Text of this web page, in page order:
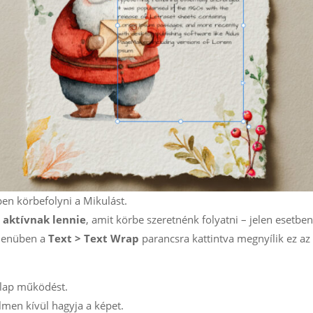
körbefolyni a Mikulást.
aktívnak lennie, amit körbe szeretnénk folyatni – jelen
aText > Text Wrap parancsra kattintva megnyílik ez az
működést.
kívül hagyja a képet.